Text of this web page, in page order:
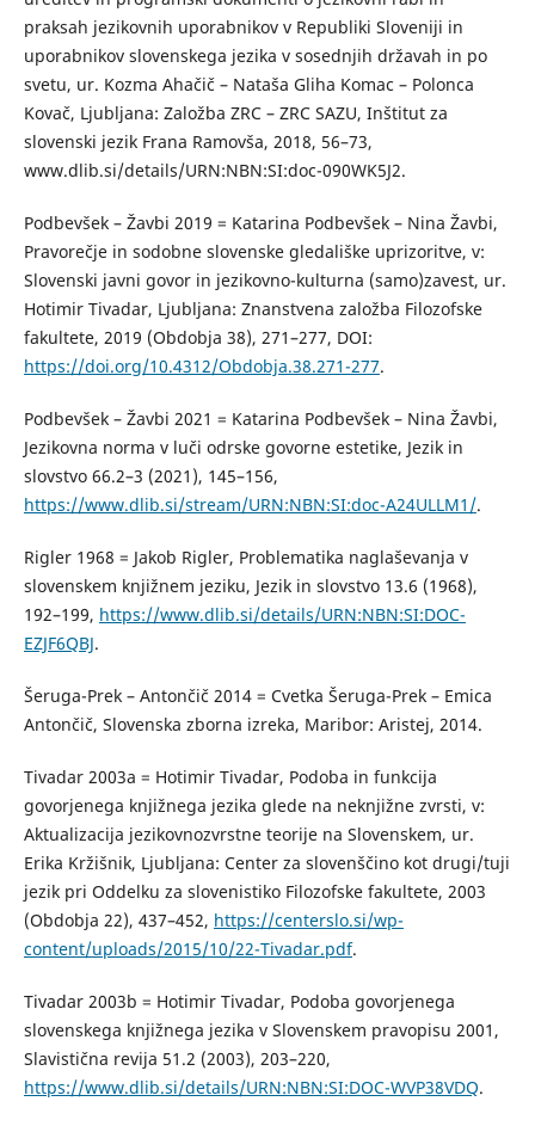
praksah jezikovnih uporabnikov v Republiki Sloveniji in
uporabnikov slovenskega jezika v sosednjih državah in po
svetu, ur. Kozma Ahačič – Nataša Gliha Komac – Polonca
Kovač, Ljubljana: Založba ZRC – ZRC SAZU, Inštitut za
slovenski jezik Frana Ramovša, 2018, 56–73,
www.dlib.si/details/URN:NBN:SI:doc-090WK5J2.
Podbevšek – Žavbi 2019 = Katarina Podbevšek – Nina Žavbi,
Pravorečje in sodobne slovenske gledališke uprizoritve, v:
Slovenski javni govor in jezikovno-kulturna (samo)zavest, ur.
Hotimir Tivadar, Ljubljana: Znanstvena založba Filozofske
fakultete, 2019 (Obdobja 38), 271–277, DOI:
https://doi.org/10.4312/Obdobja.38.271-277.
Podbevšek – Žavbi 2021 = Katarina Podbevšek – Nina Žavbi,
Jezikovna norma v luči odrske govorne estetike, Jezik in
slovstvo 66.2–3 (2021), 145–156,
https://www.dlib.si/stream/URN:NBN:SI:doc-A24ULLM1/.
Rigler 1968 = Jakob Rigler, Problematika naglaševanja v
slovenskem knjižnem jeziku, Jezik in slovstvo 13.6 (1968),
192–199, https://www.dlib.si/details/URN:NBN:SI:DOC-
EZJF6QBJ.
Šeruga-Prek – Antončič 2014 = Cvetka Šeruga-Prek – Emica
Antončič, Slovenska zborna izreka, Maribor: Aristej, 2014.
Tivadar 2003a = Hotimir Tivadar, Podoba in funkcija
govorjenega knjižnega jezika glede na neknjižne zvrsti, v:
Aktualizacija jezikovnozvrstne teorije na Slovenskem, ur.
Erika Kržišnik, Ljubljana: Center za slovenščino kot drugi/tuji
jezik pri Oddelku za slovenistiko Filozofske fakultete, 2003
(Obdobja 22), 437–452, https://centerslo.si/wp-
content/uploads/2015/10/22-Tivadar.pdf.
Tivadar 2003b = Hotimir Tivadar, Podoba govorjenega
slovenskega knjižnega jezika v Slovenskem pravopisu 2001,
Slavistična revija 51.2 (2003), 203–220,
https://www.dlib.si/details/URN:NBN:SI:DOC-WVP38VDQ.